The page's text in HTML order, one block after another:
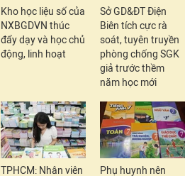
Kho học liệu số của
NXBGDVN thúc
đẩy dạy và học chủ
động, linh hoạt
Sở GD&ĐT Điện
Biên tích cực rà
soát, tuyên truyền
phòng chống SGK
giả trước thềm
năm học mới
TPHCM: Nhân viên
Phụ huynh nên